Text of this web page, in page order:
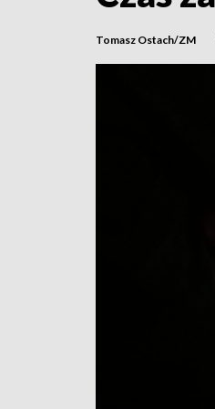
Tomasz Ostach/ZM